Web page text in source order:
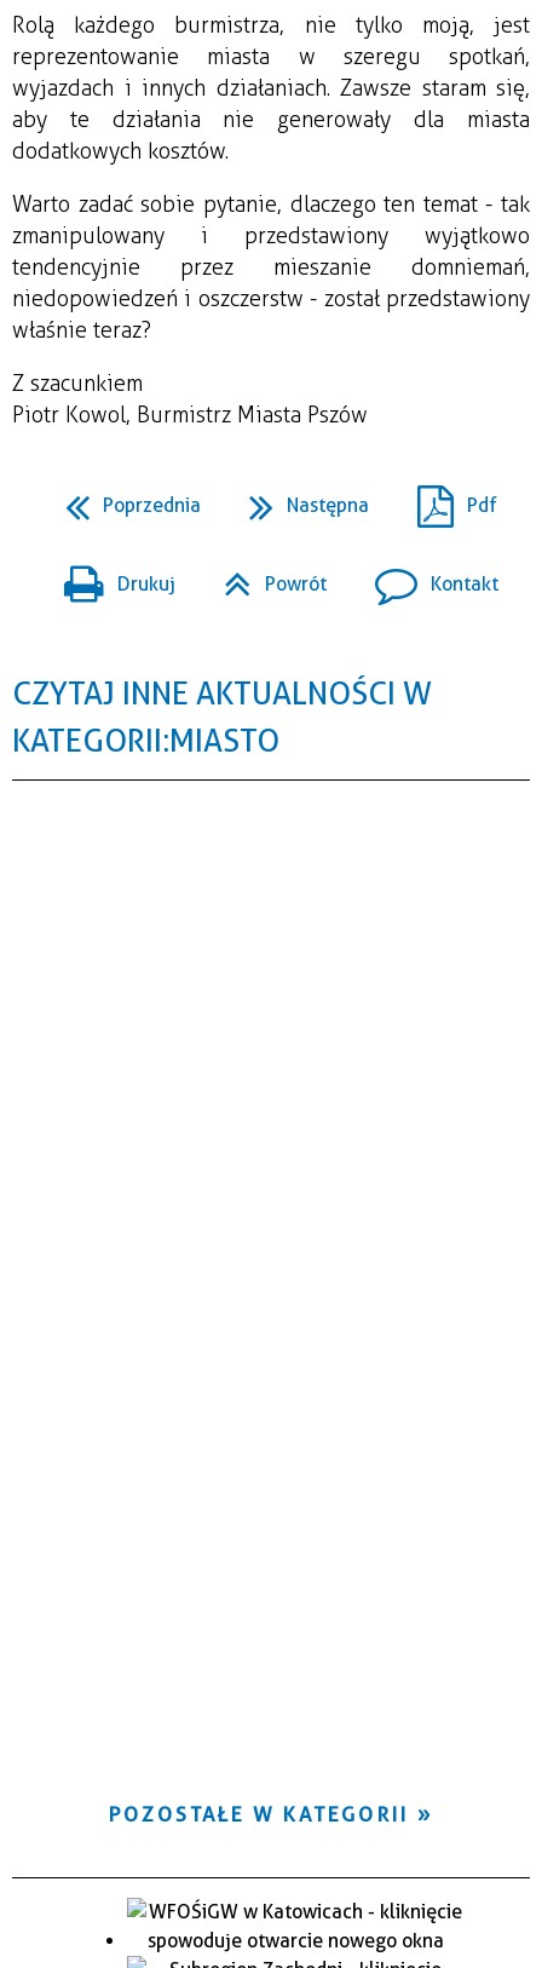
Rolą każdego burmistrza, nie tylko moją, jest
reprezentowanie miasta w szeregu spotkań,
wyjazdach i innych działaniach. Zawsze staram się,
aby te działania nie generowały dla miasta
dodatkowych kosztów.
Warto zadać sobie pytanie, dlaczego ten temat - tak
zmanipulowany i przedstawiony wyjątkowo
tendencyjnie przez mieszanie domniemań,
niedopowiedzeń i oszczerstw - został przedstawiony
właśnie teraz?
Z szacunkiem
Piotr Kowol, Burmistrz Miasta Pszów
Poprzednia Następna Pdf
Drukuj Powrót Kontakt
CZYTAJ INNE AKTUALNOŚCI W
KATEGORII: MIASTO
POZOSTAŁE W KATEGORII